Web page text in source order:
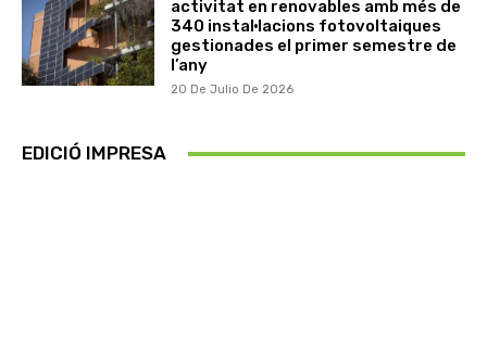
activitat en renovables amb més de
340 instal·lacions fotovoltaiques
gestionades el primer semestre de
l’any
20 De Julio De 2026
EDICIÓ IMPRESA